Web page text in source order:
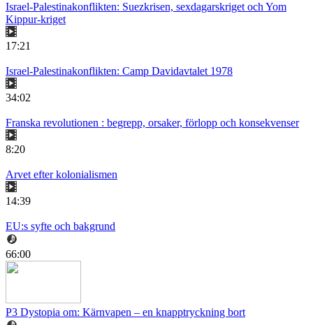
Israel-Palestinakonflikten: Suezkrisen, sexdagarskriget och Yom
Kippur-kriget
17:21
Israel-Palestinakonflikten: Camp Davidavtalet 1978
34:02
Franska revolutionen : begrepp, orsaker, förlopp och konsekvenser
8:20
Arvet efter kolonialismen
14:39
EU:s syfte och bakgrund
66:00
P3 Dystopia om: Kärnvapen – en knapptryckning bort